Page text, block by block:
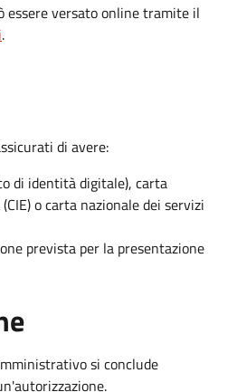
essere versato online tramite il
.
di avere:
di identità digitale), carta
o carta nazionale dei servizi
prevista per la presentazione
si conclude